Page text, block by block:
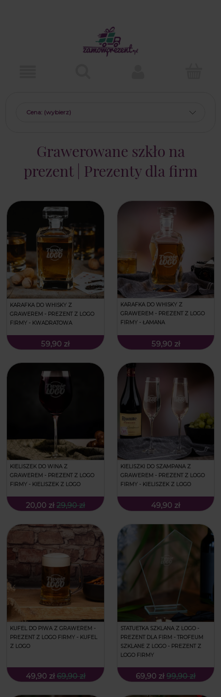
Cena: (wybierz)
Grawerowane szkło na
prezent | Prezenty dla firm
KARAFKA DO WHISKY Z
GRAWEREM - PREZENT Z LOGO
FIRMY - KWADRATOWA
59,90 zł
KARAFKA DO WHISKY Z
GRAWEREM - PREZENT Z LOGO
FIRMY - ŁAMANA
59,90 zł
KIELISZEK DO WINA Z
GRAWEREM - PREZENT Z LOGO
FIRMY - KIELISZEK Z LOGO
20,00 zł 29,90 zł
KIELISZKI DO SZAMPANA Z
GRAWEREM - PREZENT Z LOGO
FIRMY - KIELISZEK Z LOGO
49,90 zł
KUFEL DO PIWA Z GRAWEREM -
PREZENT Z LOGO FIRMY - KUFEL
Z LOGO
49,90 zł 69,90 zł
STATUETKA SZKLANA Z LOGO -
PREZENT DLA FIRM - TROFEUM
SZKLANE Z LOGO - PREZENT Z
LOGO FIRMY
69,90 zł 99,90 zł